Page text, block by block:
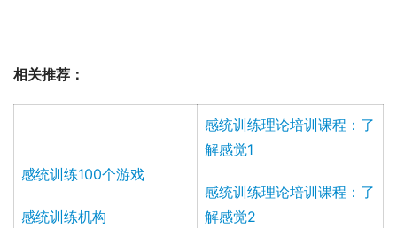
相关推荐：
感统训练100个游戏
感统训练机构
感统训练理论培训课程：了
解感觉1
感统训练理论培训课程：了
解感觉2